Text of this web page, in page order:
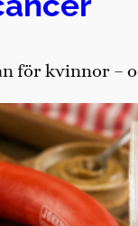
för kvinnor –